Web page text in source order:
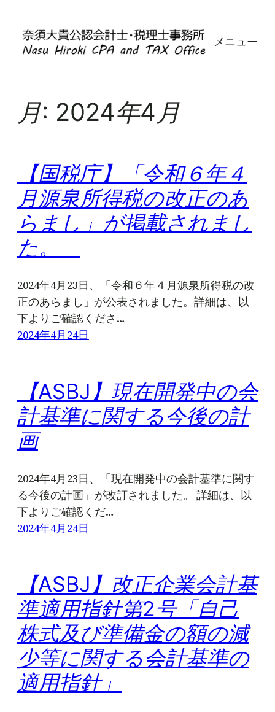
メニュー
月: 2024年4月
【国税庁】「令和６年４
月源泉所得税の改正のあ
らまし」が掲載されまし
た。
2024年4月23日、「令和６年４月源泉所得税の改
正のあらまし」が公表されました。詳細は、以
下よりご確認くださ…
2024年4月24日
【ASBJ】現在開発中の会
計基準に関する今後の計
画
2024年4月23日、「現在開発中の会計基準に関す
る今後の計画」が改訂されました。 詳細は、以
下よりご確認くだ…
2024年4月24日
【ASBJ】改正企業会計基
準適用指針第2号「自己
株式及び準備金の額の減
少等に関する会計基準の
適用指針」